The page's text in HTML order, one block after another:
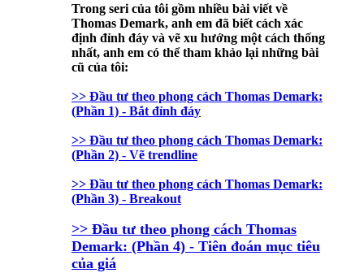
Trong seri của tôi gồm nhiều bài viết về
Thomas Demark, anh em đã biết cách xác
định đỉnh đáy và vẽ xu hướng một cách thống
nhất, anh em có thể tham khảo lại những bài
cũ của tôi:
>> Đầu tư theo phong cách Thomas Demark:
(Phần 1) - Bắt đỉnh đáy
>> Đầu tư theo phong cách Thomas Demark:
(Phần 2) - Vẽ trendline
>> Đầu tư theo phong cách Thomas Demark:
(Phần 3) - Breakout
>> Đầu tư theo phong cách Thomas
Demark: (Phần 4) - Tiên đoán mục tiêu
của giá